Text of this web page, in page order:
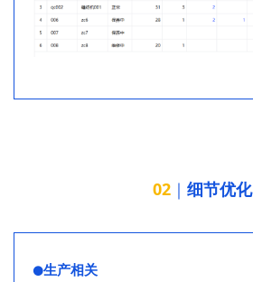
02 ｜ 细节优化
⚫生产相关